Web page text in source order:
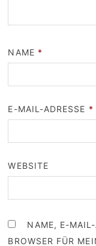
NAME *
E-MAIL-ADRESSE *
WEBSITE
NAME, E-
BROWSER FÜR